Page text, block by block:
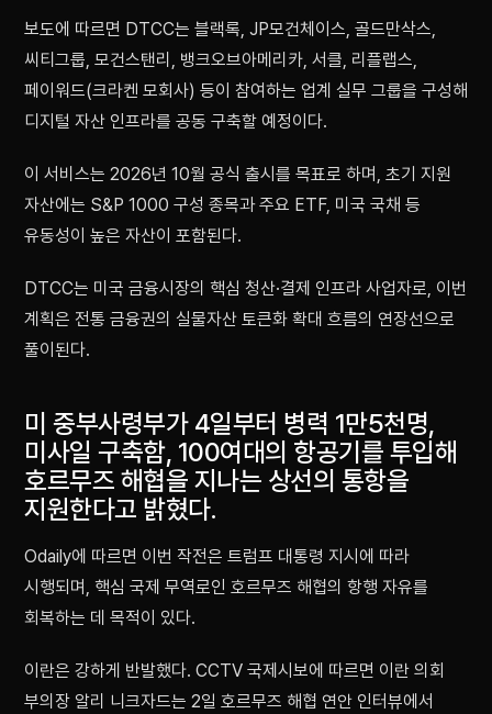
보도에 따르면 DTCC는 블랙록, JP모건체이스, 골드만삭스,
씨티그룹, 모건스탠리, 뱅크오브아메리카, 서클, 리플랩스,
페이워드(크라켄 모회사) 등이 참여하는 업계 실무 그룹을 구성해
디지털 자산 인프라를 공동 구축할 예정이다.
이 서비스는 2026년 10월 공식 출시를 목표로 하며, 초기 지원
자산에는 S&P 1000 구성 종목과 주요 ETF, 미국 국채 등
유동성이 높은 자산이 포함된다.
DTCC는 미국 금융시장의 핵심 청산·결제 인프라 사업자로, 이번
계획은 전통 금융권의 실물자산 토큰화 확대 흐름의 연장선으로
풀이된다.
미 중부사령부가 4일부터 병력 1만5천명,
미사일 구축함, 100여대의 항공기를 투입해
호르무즈 해협을 지나는 상선의 통항을
지원한다고 밝혔다.
Odaily에 따르면 이번 작전은 트럼프 대통령 지시에 따라
시행되며, 핵심 국제 무역로인 호르무즈 해협의 항행 자유를
회복하는 데 목적이 있다.
이란은 강하게 반발했다. CCTV 국제시보에 따르면 이란 의회
부의장 알리 니크자드는 2일 호르무즈 해협 연안 인터뷰에서